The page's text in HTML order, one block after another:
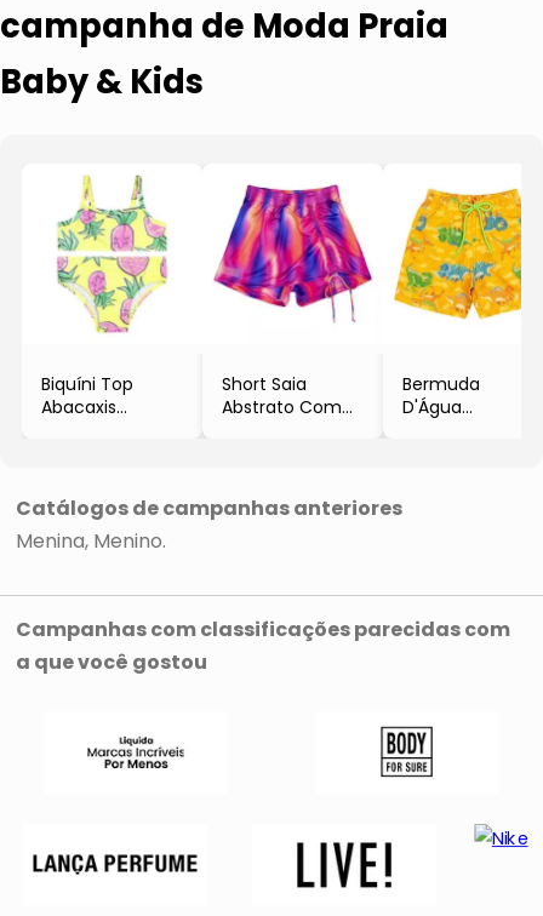
campanha de Moda Praia
Baby & Kids
Biquíni Top
Abacaxis
Short Saia
Abstrato Com
Bermuda
D'Água
Catálogos de campanhas anteriores
Menina Menino
Campanhas com classificações parecidas com
a que você gostou